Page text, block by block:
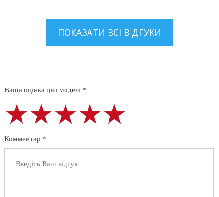
ПОКАЗАТИ ВСІ ВІДГУКИ
Ваша оцінка цієї моделі *
★★★★★
★★★★★
★★★★★
Комментар *